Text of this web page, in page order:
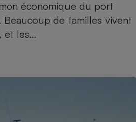
économique du port
de familles vivent
et les…